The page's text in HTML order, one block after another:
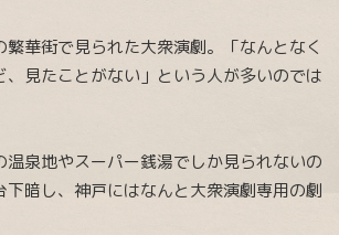
華街で見られた大衆演劇。「なんとなく
、見たことがない」という人が多いのでは
温泉地やスーパー銭湯でしか見られないの
下暗し、神戸にはなんと大衆演劇専用の劇